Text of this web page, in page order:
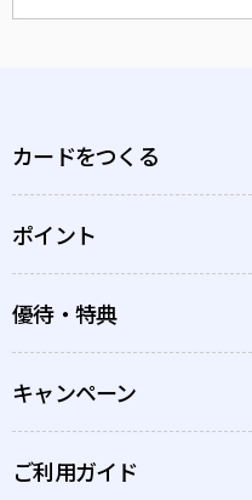
カードをつくる
大丸松坂屋カード
GINZA SIXカード
ポイント
大丸松坂屋ポイント
QIRAポイント
優待・特典
特典・優待を探す
キャンペーン
すでにカードをお持ちのお客さ
ご利用ガイド